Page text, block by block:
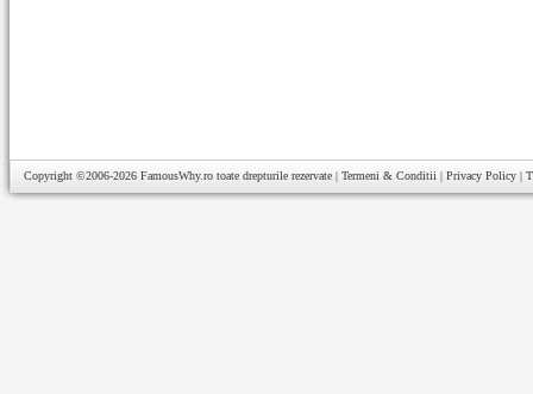
Copyright ©2006-2026 FamousWhy.ro toate drepturile rezervate | Termeni & Conditii | Privacy Policy |